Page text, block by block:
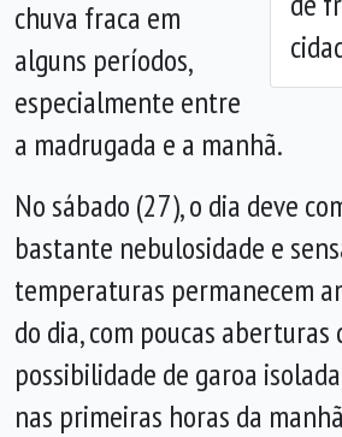
chuva fraca em
alguns períodos,
especialmente entre
a madrugada e a manhã.
No sábado (27), o dia deve
bastante nebulosidade e
temperaturas permanecem
do dia, com poucas aberturas
possibilidade de garoa
nas primeiras horas da